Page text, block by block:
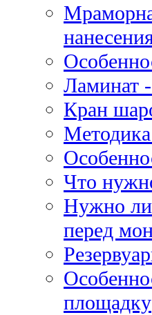
Ламинат
Кран
Что
Нужно ли
перед
площадку